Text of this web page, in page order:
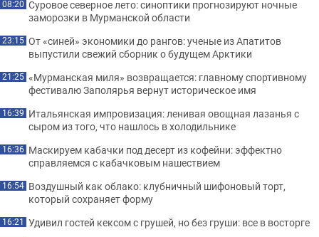
08:20 Суровое северное лето: синоптики прогнозируют ночные
заморозки в Мурманской области
23:15 От «синей» экономики до рангов: ученые из Апатитов
выпустили свежий сборник о будущем Арктики
21:25 «Мурманская миля» возвращается: главному спортивному
фестивалю Заполярья вернут историческое имя
16:39 Итальянская импровизация: ленивая овощная лазанья с
сыром из того, что нашлось в холодильнике
16:36 Маскируем кабачки под десерт из кофейни: эффектно
справляемся с кабачковым нашествием
16:54 Воздушный как облако: клубничный шифоновый торт,
который сохраняет форму
16:21 Удивил гостей кексом с грушей, но без груши: все в восторге